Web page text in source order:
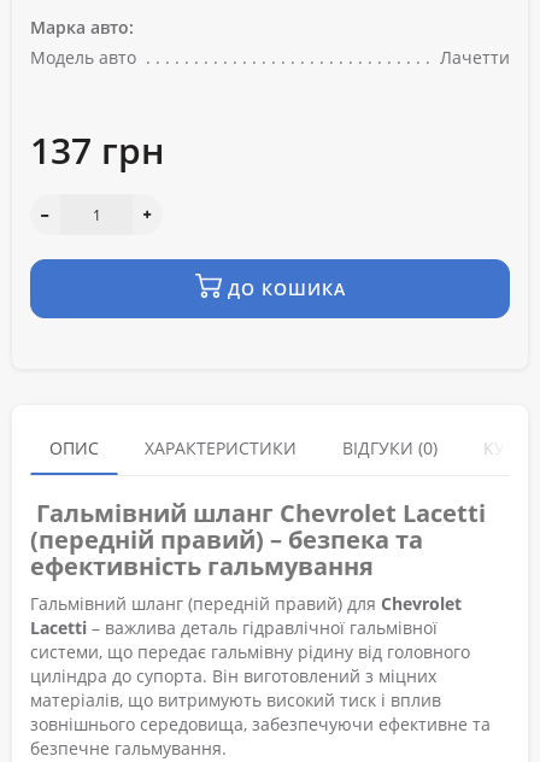
Марка авто:
Модель авто
Лачетти
137 грн
ДО КОШИКА
ОПИС ХАРАКТЕРИСТИКИ ВІДГУКИ (0)
Гальмівний шланг Chevrolet Lacetti
(передній правий) – безпека та
ефективність гальмування
Гальмівний шланг (передній правий) для Chevrolet
Lacetti – важлива деталь гідравлічної гальмівної
системи, що передає гальмівну рідину від головного
циліндра до супорта. Він виготовлений з міцних
матеріалів, що витримують високий тиск і вплив
зовнішнього середовища, забезпечуючи ефективне та
безпечне гальмування.